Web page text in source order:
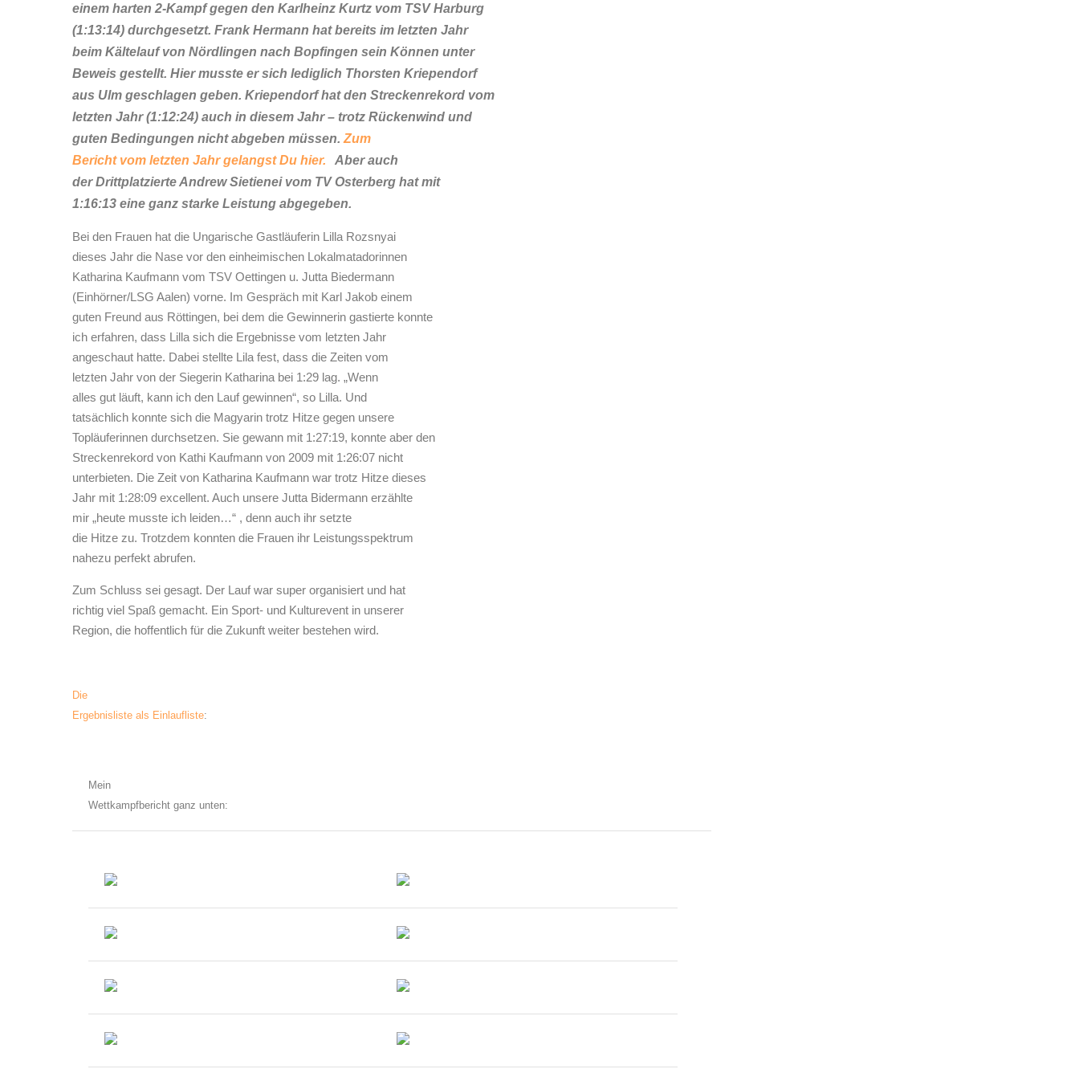
einem harten 2-Kampf gegen den Karlheinz Kurtz vom TSV Harburg
(1:13:14) durchgesetzt. Frank Hermann hat bereits im letzten Jahr
beim Kältelauf von Nördlingen nach Bopfingen sein Können unter
Beweis gestellt. Hier musste er sich lediglich Thorsten Kriependorf
aus Ulm geschlagen geben. Kriependorf hat den Streckenrekord vom
letzten Jahr (1:12:24) auch in diesem Jahr – trotz Rückenwind und
guten Bedingungen nicht abgeben müssen. Zum
Bericht vom letzten Jahr gelangst Du hier.
Aber auch
der Drittplatzierte Andrew Sietienei vom TV Osterberg hat mit
1:16:13 eine ganz starke Leistung abgegeben.
Bei den Frauen hat die Ungarische Gastläuferin Lilla Rozsnyai
dieses Jahr die Nase vor den einheimischen Lokalmatadorinnen
Katharina Kaufmann vom TSV Oettingen u. Jutta Biedermann
(Einhörner/LSG Aalen) vorne. Im Gespräch mit Karl Jakob einem
guten Freund aus Röttingen, bei dem die Gewinnerin gastierte konnte
ich erfahren, dass Lilla sich die Ergebnisse vom letzten Jahr
angeschaut hatte. Dabei stellte Lila fest, dass die Zeiten vom
letzten Jahr von der Siegerin Katharina bei 1:29 lag. „Wenn
alles gut läuft, kann ich den Lauf gewinnen“, so Lilla. Und
tatsächlich konnte sich die Magyarin trotz Hitze gegen unsere
Topläuferinnen durchsetzen. Sie gewann mit 1:27:19, konnte aber den
Streckenrekord von Kathi Kaufmann von 2009 mit 1:26:07 nicht
unterbieten. Die Zeit von Katharina Kaufmann war trotz Hitze dieses
Jahr mit 1:28:09 excellent. Auch unsere Jutta Bidermann erzählte
mir „heute musste ich leiden…“ , denn auch ihr setzte
die Hitze zu. Trotzdem konnten die Frauen ihr Leistungsspektrum
nahezu perfekt abrufen.
Zum Schluss sei gesagt. Der Lauf war super organisiert und hat
richtig viel Spaß gemacht. Ein Sport- und Kulturevent in unserer
Region, die hoffentlich für die Zukunft weiter bestehen wird.
Die
Ergebnisliste als Einlaufliste:
Mein
Wettkampfbericht ganz unten: